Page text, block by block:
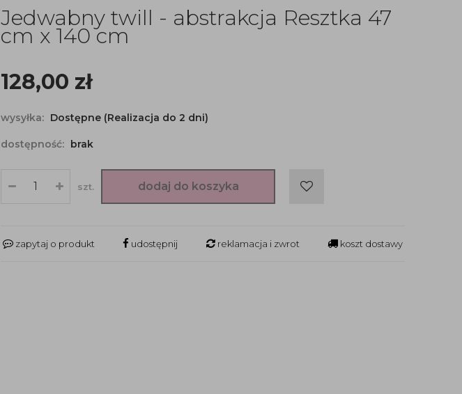
Jedwabny twill - abstrakcja Resztka 47
cm x 140 cm
128,00 zł
wysyłka: Dostępne (Realizacja do 2 dni)
dostępność: brak
szt. dodaj do koszyka
zapytaj o produkt udostępnij reklamacja i zwrot koszt dostawy